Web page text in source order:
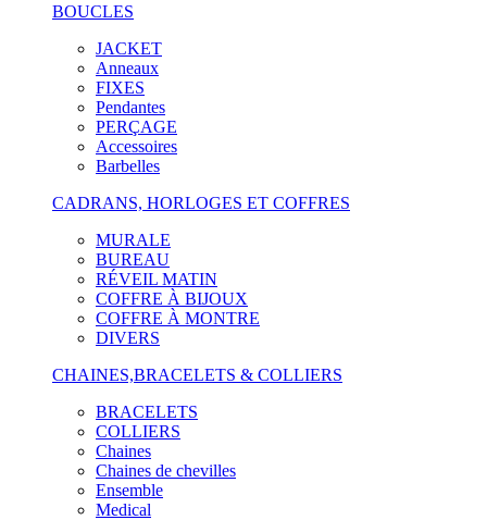
BOUCLES
JACKET
Anneaux
FIXES
Pendantes
PERÇAGE
Accessoires
Barbelles
CADRANS, HORLOGES ET COFFRES
MURALE
BUREAU
RÉVEIL MATIN
COFFRE À BIJOUX
COFFRE À MONTRE
DIVERS
CHAINES,BRACELETS & COLLIERS
BRACELETS
COLLIERS
Chaines
Chaines de chevilles
Ensemble
Medical